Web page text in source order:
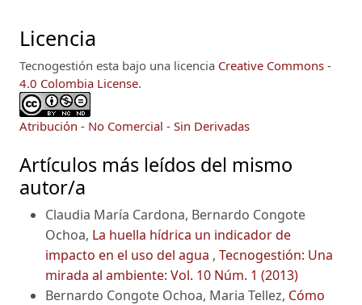
Licencia
Tecnogestión esta bajo una licencia Creative Commons -
4.0 Colombia License.
Atribución - No Comercial - Sin Derivadas
Artículos más leídos del mismo
autor/a
Claudia María Cardona, Bernardo Congote
Ochoa, La huella hídrica un indicador de
impacto en el uso del agua , Tecnogestión: Una
mirada al ambiente: Vol. 10 Núm. 1 (2013)
Bernardo Congote Ochoa, Maria Tellez, Cómo